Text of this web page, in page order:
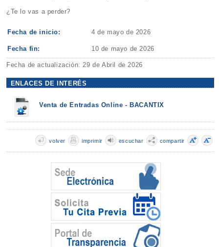
¿Te lo vas a perder?
Fecha de inicio: 4 de mayo de 2026
Fecha fin: 10 de mayo de 2026
Fecha de actualización: 29 de Abril de 2026
ENLACES DE INTERÉS
Venta de Entradas Online - BACANTIX
compartir
escuchar
imprimir
volver